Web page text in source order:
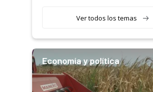
todavía hacen sufrir a estos
animales: "Mientras me
Ver todos los temas
Economía y política